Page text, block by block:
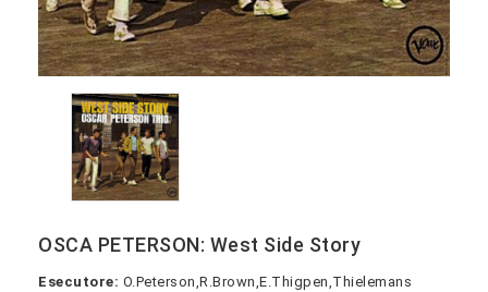
OSCA PETERSON: West Side Story
Esecutore: O.Peterson,R.Brown,E.Thigpen,Thielemans